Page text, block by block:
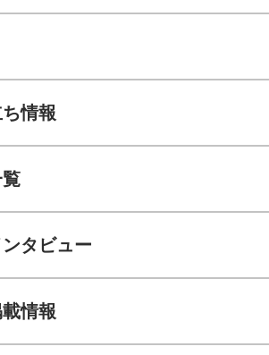
情報
タビュー
情報